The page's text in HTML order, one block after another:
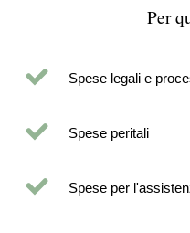
Per
Spese legali e
Spese peritali
Spese per